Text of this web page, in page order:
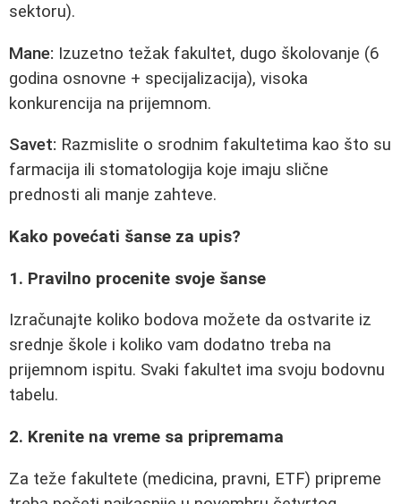
sektoru).
Mane: Izuzetno težak fakultet, dugo školovanje (6
godina osnovne + specijalizacija), visoka
konkurencija na prijemnom.
Savet: Razmislite o srodnim fakultetima kao što su
farmacija ili stomatologija koje imaju slične
prednosti ali manje zahteve.
Kako povećati šanse za upis?
1. Pravilno procenite svoje šanse
Izračunajte koliko bodova možete da ostvarite iz
srednje škole i koliko vam dodatno treba na
prijemnom ispitu. Svaki fakultet ima svoju bodovnu
tabelu.
2. Krenite na vreme sa pripremama
Za teže fakultete (medicina, pravni, ETF) pripreme